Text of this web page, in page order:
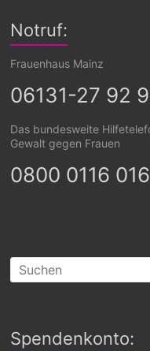
Notruf:
Frauenhaus Mainz
06131-27 92
Das bundesweite
Gewalt gegen Frauen
0800 0116 016
Spendenkonto: